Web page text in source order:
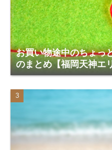
お買い物途中のちょっ
のまとめ【福岡天神エ